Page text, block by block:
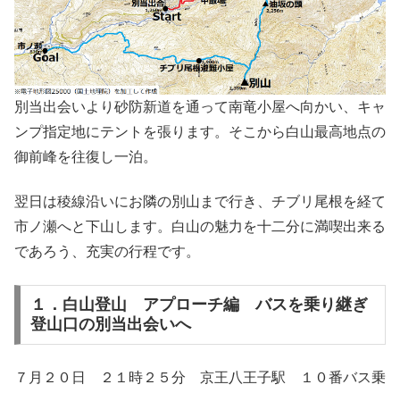
別当出会いより砂防新道を通って南竜小屋へ向かい、キャ
ンプ指定地にテントを張ります。そこから白山最高地点の
御前峰を往復し一泊。
翌日は稜線沿いにお隣の別山まで行き、チブリ尾根を経て
市ノ瀬へと下山します。白山の魅力を十二分に満喫出来る
であろう、充実の行程です。
１．白山登山 アプローチ編 バスを乗り継ぎ
登山口の別当出会いへ
７月２０日 ２１時２５分 京王八王子駅 １０番バス乗